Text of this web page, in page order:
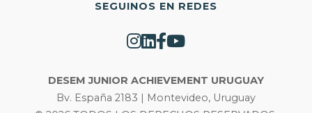
SEGUINOS EN REDES
DESEM JUNIOR ACHIEVEMENT URUGUAY
Bv. España 2183 | Montevideo, Uruguay